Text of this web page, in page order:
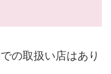
の取扱い店はあり